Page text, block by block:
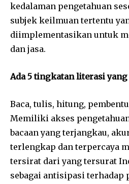
kedalaman pengetahuan
subjek keilmuan tertentu
diimplementasikan untuk
dan jasa.
Ada 5 tingkatan literasi
Baca, tulis, hitung,
Memiliki akses
bacaan yang terjangkau,
terlengkap dan terpercaya
tersirat dari yang tersurat
sebagai antisipasi terhadap